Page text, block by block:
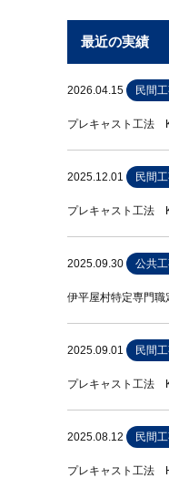
最近の実績
2026.04.15 民間
プレキャスト工法
2025.12.01 民間
プレキャスト工法
2025.09.30 公共
伊平屋村特定専門
2025.09.01 民間
プレキャスト工法
2025.08.12 民間
プレキャスト工法